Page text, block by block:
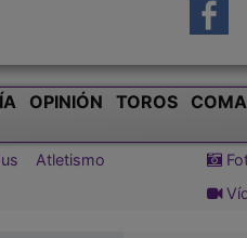
OPINIÓN TOROS
Atletismo